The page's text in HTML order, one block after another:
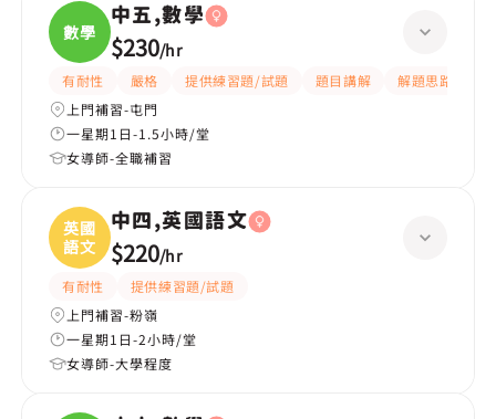
數學
中五,數學
$230/hr
有耐性 嚴格 提供練習題/試題 題目講解 解題思路
上門補習-屯門
一星期1日-1.5小時/堂
女導師-全職補習
英國
語文
中四,英國語文
$220/hr
有耐性
提供練習題/試題
上門補習-粉嶺
一星期1日-2小時/堂
女導師-大學程度